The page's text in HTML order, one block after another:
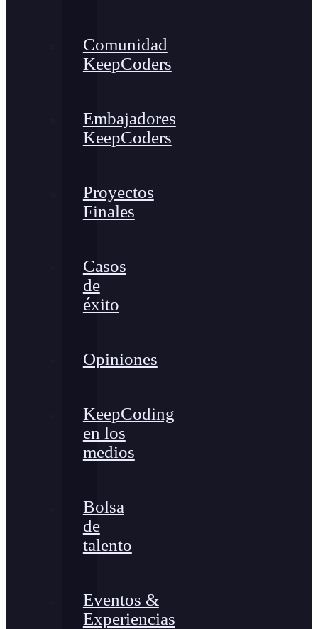
Comunidad
KeepCoders
Embajadores
KeepCoders
Proyectos
Finales
Casos
de
éxito
Opiniones
KeepCoding
en los
medios
Bolsa
de
talento
Eventos &
Experiencias